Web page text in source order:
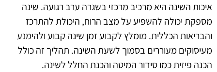
איכות השינה היא מרכיב מרכזי בשגרה ערב רגועה. שינה
מספקת יכולה להשפיע על מצב הרוח, היכולת להתרכז
והבריאות הכללית. מומלץ לקבוע זמן שינה קבוע ולהימנע
מעיסוקים מעוררים בסמוך לשעת השינה. תהליך זה כולל
הכנה פיזית כמו סידור המיטה והכנת החלל לשינה.